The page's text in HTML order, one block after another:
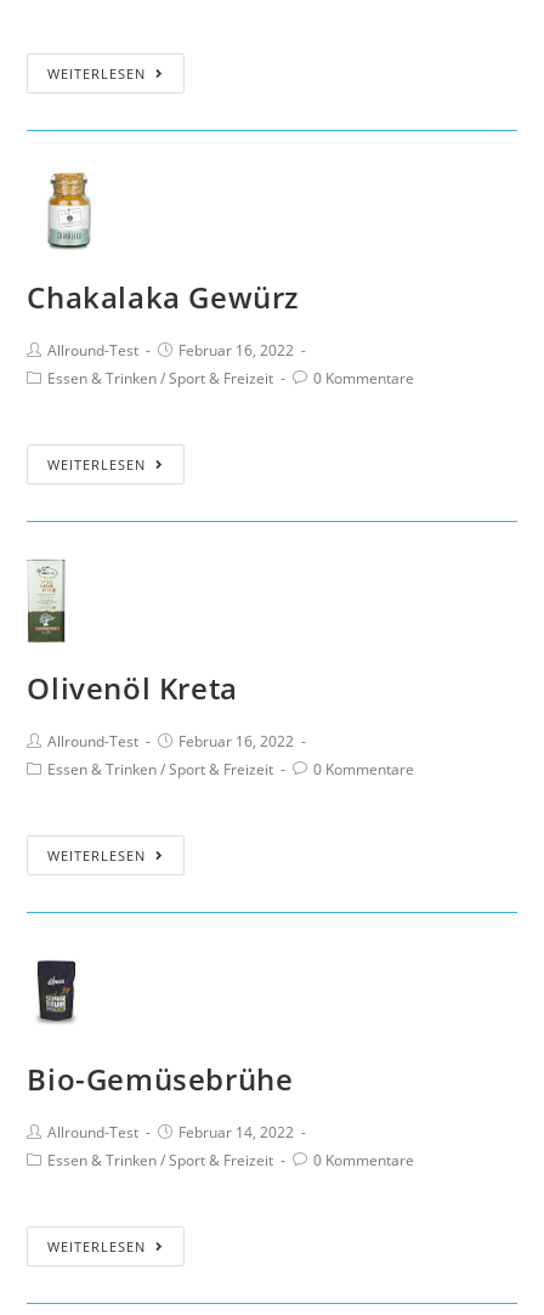
WEITERLESEN
Chakalaka Gewürz
Allround-Test
Februar 16, 2022
Essen & Trinken / Sport & Freizeit 0 Kommentare
WEITERLESEN
Olivenöl Kreta
Allround-Test
Februar 16, 2022
Essen & Trinken / Sport & Freizeit 0 Kommentare
WEITERLESEN
Bio-Gemüsebrühe
Allround-Test
Februar 14, 2022
Essen & Trinken / Sport & Freizeit 0 Kommentare
WEITERLESEN